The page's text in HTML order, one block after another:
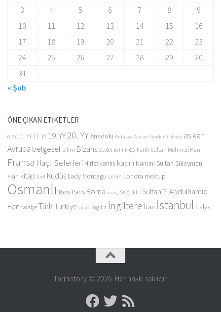
3
4 5 6 7 8
9
10
11 12 13 14 15
16
17
18 19 20 21 22
23
24
25 26 27 28 29
30
31
« Şub
ÖNE ÇIKAN ETİKETLER
6. YY 11. YY 17. YY 19. YY20. YYAnadolu Antakya Arslan Yürekli Richard asker
Avrupa belgesel bilim Bizans devlet evlilik eş Fatih Sultan Mehmed Han
Fransa Haçlı Seferleri Hıristiyanlık kadın Kanuni Sultan Süleyman
Han kitap kral Kudüs Lady Montagu Lenin Londra mektup
Osmanlı Papa Paris Roma savaş Selçuklu Sultan 2. Abdülhamid
Han tavsiye Türk Türkiye çocuk İngiliz İngiltere İran İstanbul İtalya
Tarihistory © 2026. Her hakkı saklıdır.